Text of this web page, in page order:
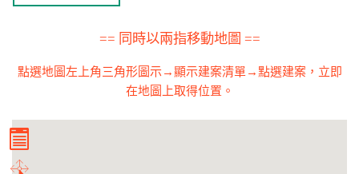
== 同時以兩指移動地圖 ==
點選地圖左上角三角形圖示→顯示建案清單→點選建案，立即
在地圖上取得位置。